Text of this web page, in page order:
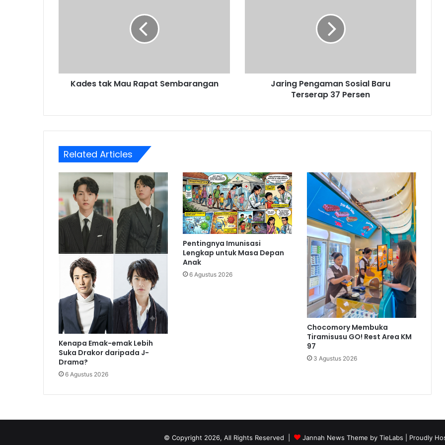
Kades tak Mau Rapat Sembarangan
Jaring Pengaman Sosial Baru
Terserap 37 Persen
Related Articles
Kenapa Emak-emak Lebih
Suka Drakor daripada J-
Drama?
6 Agustus 2026
Pentingnya Imunisasi
Lengkap untuk Masa Depan
Anak
6 Agustus 2026
Chocomory Membuka
Tiramisusu GO! Rest Area KM
97
3 Agustus 2026
© Copyright 2026, All Rights Reserved | Jannah News Theme by TieLabs | Proudly